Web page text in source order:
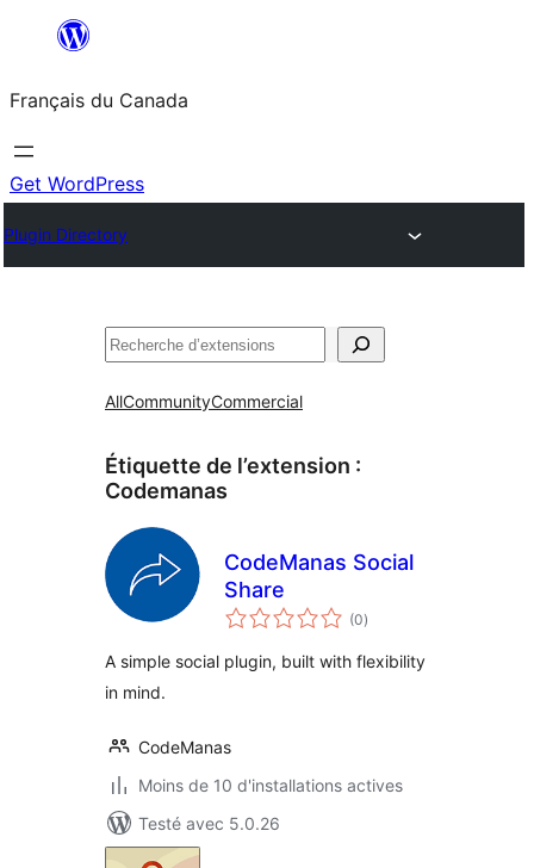
contenu
Français du Canada
Get WordPress
Plugin Directory
Recherche
AllCommunityCommercial
Étiquette de l’extension :
Codemanas
CodeManas Social
Share
(0notes
en
)
A simple social plugin, built with flexibility
in mind.
CodeManas
Moins de 10 d'installations actives
Testé avec 5.0.26